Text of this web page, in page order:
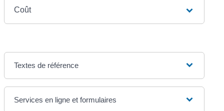
Coût
Textes de référence
Services en ligne et formulaires